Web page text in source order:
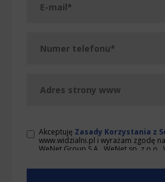
Akceptuję Zasady Korzystania z
www.widzialni.pl i wyrażam zgodę
WeNet Group S.A., WeNet sp. z o.o.,
udostępnionych przeze mnie